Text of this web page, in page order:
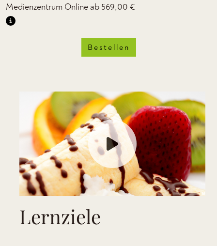
Medienzentrum Online ab569,00 €
Bestellen
Lernziele